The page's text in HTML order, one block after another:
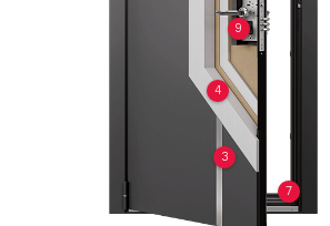
3
4
7
9